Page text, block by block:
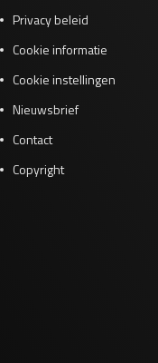
Privacy beleid
Cookie informatie
Cookie instellingen
Nieuwsbrief
Contact
Copyright